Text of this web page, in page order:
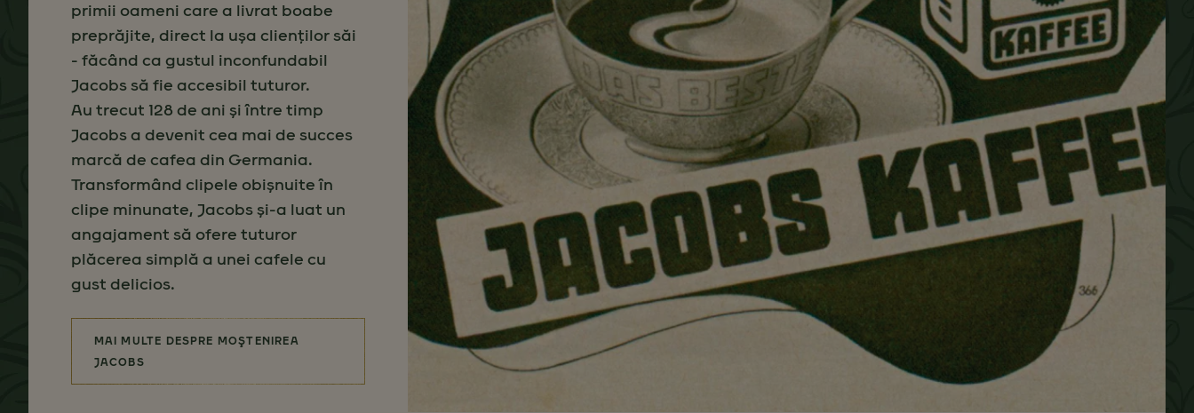
primii oameni care a livrat boabe
preprăjite, direct la ușa clienților săi
- făcând ca gustul inconfundabil
Jacobs să fie accesibil tuturor.
Au trecut 128 de ani și între timp
Jacobs a devenit cea mai de succes
marcă de cafea din Germania.
Transformând clipele obișnuite în
clipe minunate, Jacobs și-a luat un
angajament să ofere tuturor
plăcerea simplă a unei cafele cu
gust delicios.
MAI MULTE DESPRE MOŞTENIREA
JACOBS